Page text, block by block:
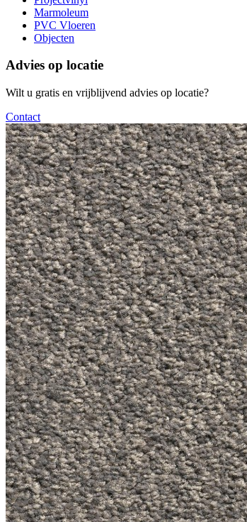
Marmoleum
PVC Vloeren
Objecten
Advies op locatie
Wilt u gratis en vrijblijvend advies op locatie?
Contact